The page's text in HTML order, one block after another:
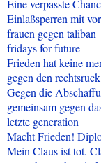
Eine verpasste
Einlaßsperren mit
frauen gegen taliban
fridays for future
Frieden hat keine
gegen den
Gegen die
gemeinsam gegen
letzte generation
Macht Frieden!
Mein Claus ist tot.